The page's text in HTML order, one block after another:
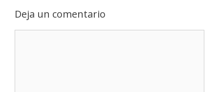
Deja un comentario